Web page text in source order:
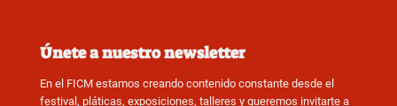
Únete a nuestro newsletter
En el FICM estamos creando contenido constante desde el
festival, pláticas, exposiciones, talleres y queremos invitarte a